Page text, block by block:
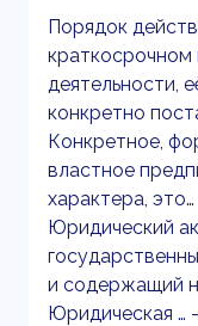
Порядок
краткосрочном
деятельности,
конкретно
Конкретное,
властное
характера, это…
Юридический
и содержащий
Юридическая …